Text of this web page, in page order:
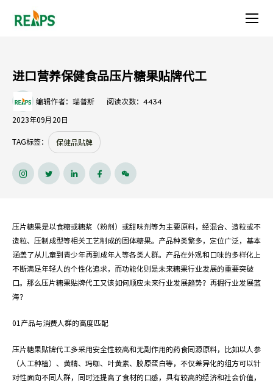
进
保
健
食
片
糖
果
贴
牌
代
进口营养保健食品压片糖果贴牌代工
编辑作者：瑞普斯 阅读次数： 4434
2023年09月20日
TAG标签： 保健品贴牌
压片糖果是以食糖或糖浆（粉剂）或甜味剂等为主要原料，经混合、造粒或不
造粒、压制成型等相关工艺制成的固体糖果。产品种类繁多，定位广泛，基本
涵盖了从儿童到青少年再到成年人等各类人群。产品在外观和口味的多样化上
不断满足年轻人的个性化追求，而功能化则是未来糖果行业发展的重要突破
口。那么压片糖果贴牌代工又该如何顺应未来行业发展趋势？再掘行业发展蓝
海？
01 产品与消费人群的高度匹配
压片糖果贴牌代工多采用安全性较高和无副作用的药食同源原料，比如以人参
（人工种植）、黄精、玛咖、叶黄素、胶原蛋白等，不仅差异化的组方可以针
对性面向不同人群，同时还提高了食材的口感，具有较高的经济和社会价值，